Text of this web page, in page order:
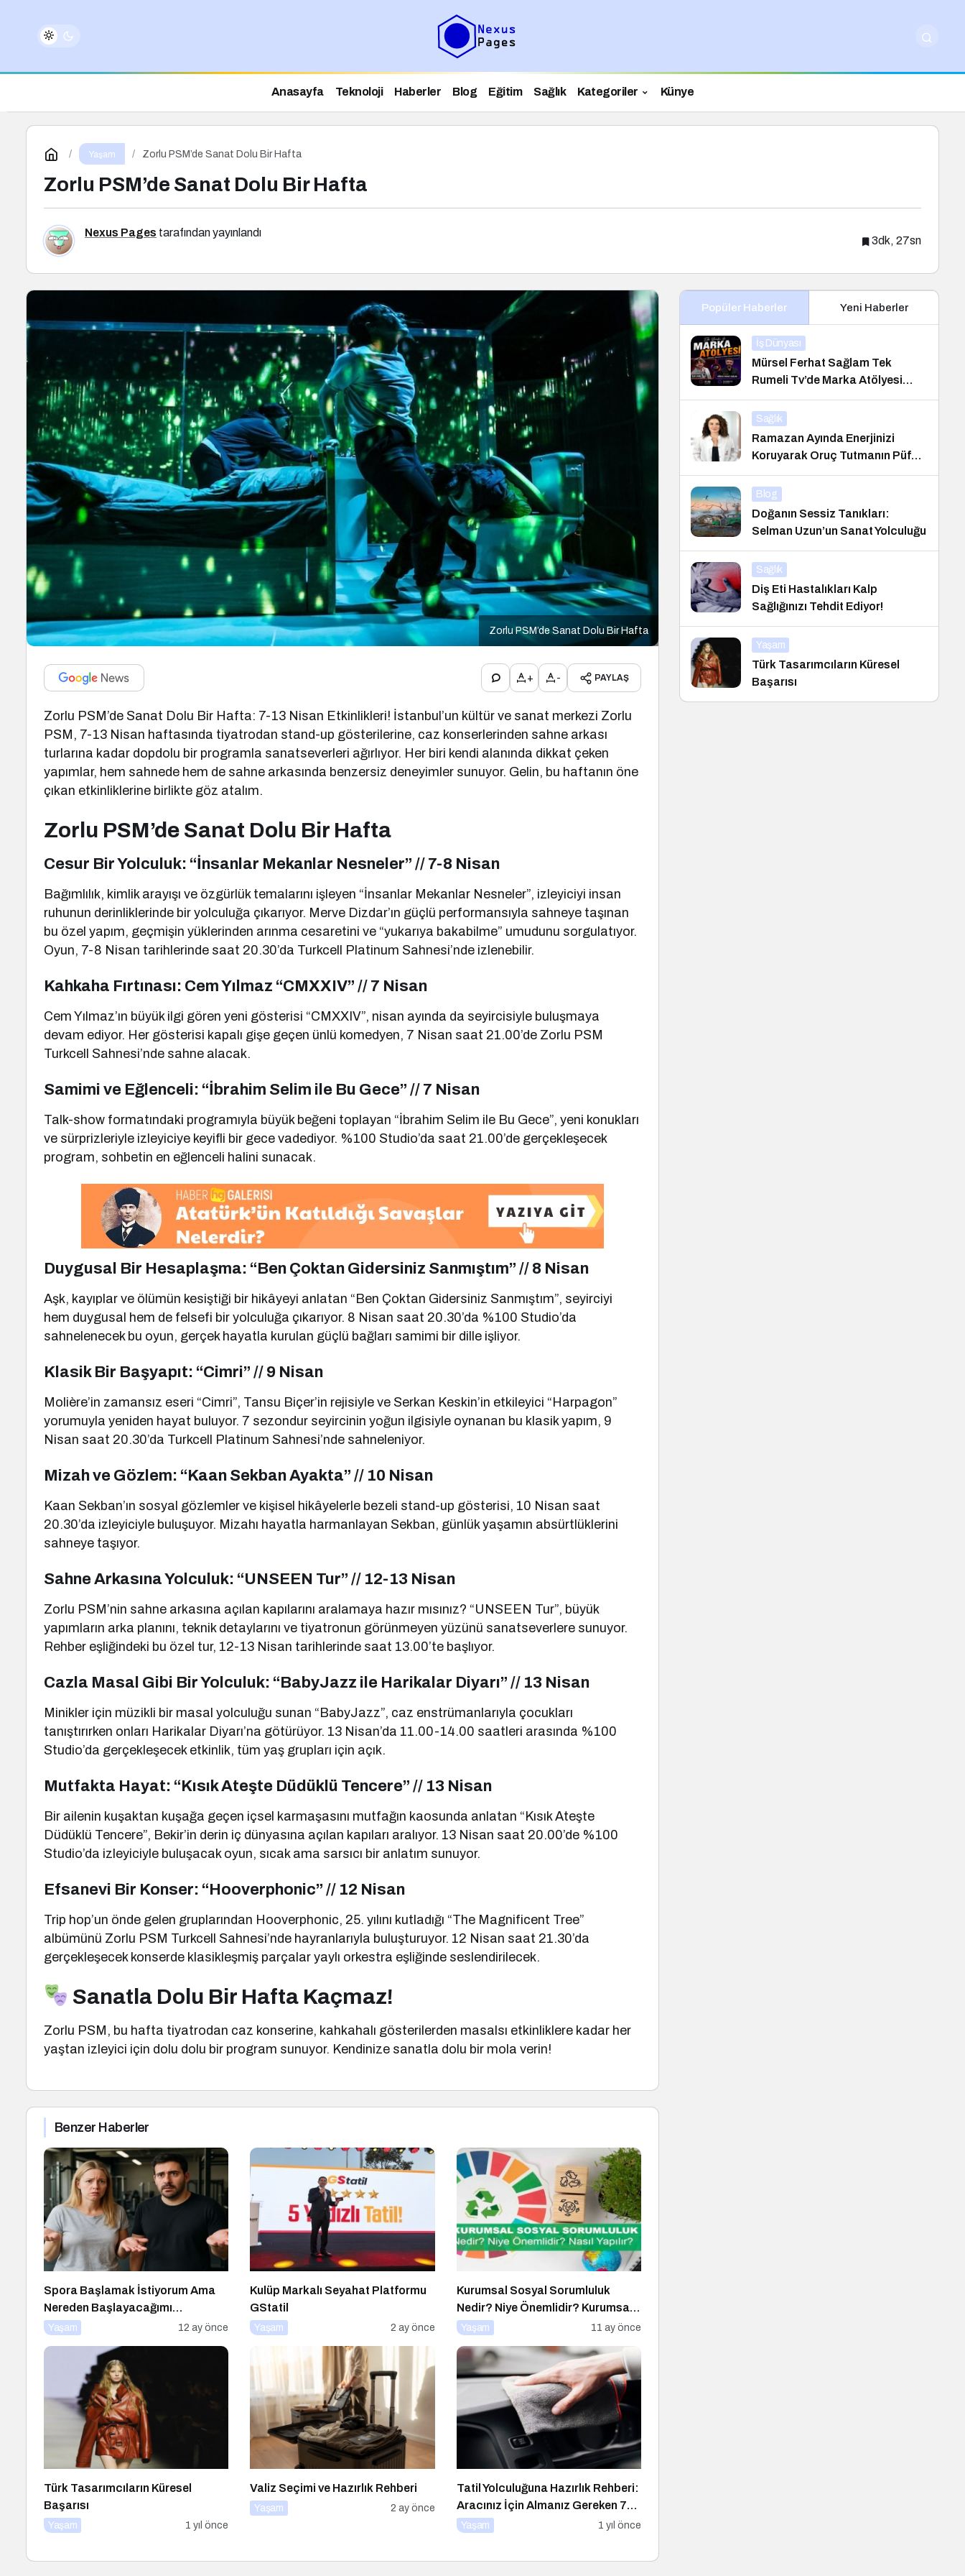
Anasayfa Teknoloji Haberler Blog Eğitim Sağlık Kategoriler Künye
Yaşam Zorlu PSM’de Sanat Dolu Bir Hafta
Zorlu PSM’de Sanat Dolu Bir Hafta
Nexus Pages tarafından yayınlandı
3dk, 27sn
Zorlu PSM’de Sanat Dolu Bir Hafta
+ - PAYLAŞ
Zorlu PSM’de Sanat Dolu Bir Hafta: 7-13 Nisan Etkinlikleri! İstanbul’un kültür ve sanat merkezi Zorlu
PSM, 7-13 Nisan haftasında tiyatrodan stand-up gösterilerine, caz konserlerinden sahne arkası
turlarına kadar dopdolu bir programla sanatseverleri ağırlıyor. Her biri kendi alanında dikkat çeken
yapımlar, hem sahnede hem de sahne arkasında benzersiz deneyimler sunuyor. Gelin, bu haftanın öne
çıkan etkinliklerine birlikte göz atalım.
Zorlu PSM’de Sanat Dolu Bir Hafta
Cesur Bir Yolculuk: “İnsanlar Mekanlar Nesneler” // 7-8 Nisan
Bağımlılık, kimlik arayışı ve özgürlük temalarını işleyen “İnsanlar Mekanlar Nesneler”, izleyiciyi insan
ruhunun derinliklerinde bir yolculuğa çıkarıyor. Merve Dizdar’ın güçlü performansıyla sahneye taşınan
bu özel yapım, geçmişin yüklerinden arınma cesaretini ve “yukarıya bakabilme” umudunu sorgulatıyor.
Oyun, 7-8 Nisan tarihlerinde saat 20.30’da Turkcell Platinum Sahnesi’nde izlenebilir.
Kahkaha Fırtınası: Cem Yılmaz “CMXXIV” // 7 Nisan
Cem Yılmaz’ın büyük ilgi gören yeni gösterisi “CMXXIV”, nisan ayında da seyircisiyle buluşmaya
devam ediyor. Her gösterisi kapalı gişe geçen ünlü komedyen, 7 Nisan saat 21.00’de Zorlu PSM
Turkcell Sahnesi’nde sahne alacak.
Samimi ve Eğlenceli: “İbrahim Selim ile Bu Gece” // 7 Nisan
Talk-show formatındaki programıyla büyük beğeni toplayan “İbrahim Selim ile Bu Gece”, yeni konukları
ve sürprizleriyle izleyiciye keyifli bir gece vadediyor. %100 Studio’da saat 21.00’de gerçekleşecek
program, sohbetin en eğlenceli halini sunacak.
Duygusal Bir Hesaplaşma: “Ben Çoktan Gidersiniz Sanmıştım” // 8 Nisan
Aşk, kayıplar ve ölümün kesiştiği bir hikâyeyi anlatan “Ben Çoktan Gidersiniz Sanmıştım”, seyirciyi
hem duygusal hem de felsefi bir yolculuğa çıkarıyor. 8 Nisan saat 20.30’da %100 Studio’da
sahnelenecek bu oyun, gerçek hayatla kurulan güçlü bağları samimi bir dille işliyor.
Klasik Bir Başyapıt: “Cimri” // 9 Nisan
Molière’in zamansız eseri “Cimri”, Tansu Biçer’in rejisiyle ve Serkan Keskin’in etkileyici “Harpagon”
yorumuyla yeniden hayat buluyor. 7 sezondur seyircinin yoğun ilgisiyle oynanan bu klasik yapım, 9
Nisan saat 20.30’da Turkcell Platinum Sahnesi’nde sahneleniyor.
Mizah ve Gözlem: “Kaan Sekban Ayakta” // 10 Nisan
Kaan Sekban’ın sosyal gözlemler ve kişisel hikâyelerle bezeli stand-up gösterisi, 10 Nisan saat
20.30’da izleyiciyle buluşuyor. Mizahı hayatla harmanlayan Sekban, günlük yaşamın absürtlüklerini
sahneye taşıyor.
Sahne Arkasına Yolculuk: “UNSEEN Tur” // 12-13 Nisan
Zorlu PSM’nin sahne arkasına açılan kapılarını aralamaya hazır mısınız? “UNSEEN Tur”, büyük
yapımların arka planını, teknik detaylarını ve tiyatronun görünmeyen yüzünü sanatseverlere sunuyor.
Rehber eşliğindeki bu özel tur, 12-13 Nisan tarihlerinde saat 13.00’te başlıyor.
Cazla Masal Gibi Bir Yolculuk: “BabyJazz ile Harikalar Diyarı” // 13 Nisan
Minikler için müzikli bir masal yolculuğu sunan “BabyJazz”, caz enstrümanlarıyla çocukları
tanıştırırken onları Harikalar Diyarı’na götürüyor. 13 Nisan’da 11.00-14.00 saatleri arasında %100
Studio’da gerçekleşecek etkinlik, tüm yaş grupları için açık.
Mutfakta Hayat: “Kısık Ateşte Düdüklü Tencere” // 13 Nisan
Bir ailenin kuşaktan kuşağa geçen içsel karmaşasını mutfağın kaosunda anlatan “Kısık Ateşte
Düdüklü Tencere”, Bekir’in derin iç dünyasına açılan kapıları aralıyor. 13 Nisan saat 20.00’de %100
Studio’da izleyiciyle buluşacak oyun, sıcak ama sarsıcı bir anlatım sunuyor.
Efsanevi Bir Konser: “Hooverphonic” // 12 Nisan
Trip hop’un önde gelen gruplarından Hooverphonic, 25. yılını kutladığı “The Magnificent Tree”
albümünü Zorlu PSM Turkcell Sahnesi’nde hayranlarıyla buluşturuyor. 12 Nisan saat 21.30’da
gerçekleşecek konserde klasikleşmiş parçalar yaylı orkestra eşliğinde seslendirilecek.
Sanatla Dolu Bir Hafta Kaçmaz!
Zorlu PSM, bu hafta tiyatrodan caz konserine, kahkahalı gösterilerden masalsı etkinliklere kadar her
yaştan izleyici için dolu dolu bir program sunuyor. Kendinize sanatla dolu bir mola verin!
Benzer Haberler
Spora Başlamak İstiyorum Ama
Nereden Başlayacağımı
Bilmiyorum!
Yaşam 12 ay önce
Kulüp Markalı Seyahat Platformu
GStatil
Yaşam 2 ay önce
Kurumsal Sosyal Sorumluluk
Nedir? Niye Önemlidir? Kurumsal
Sosyal Sorumluluk Nasıl Yapılır?
Yaşam 11 ay önce
Türk Tasarımcıların Küresel
Başarısı
Yaşam 1 yıl önce
Valiz Seçimi ve Hazırlık Rehberi
Yaşam 2 ay önce
Tatil Yolculuğuna Hazırlık Rehberi:
Aracınız İçin Almanız Gereken 7
Temel Önlem!
Yaşam 1 yıl önce
Popüler Haberler Yeni Haberler
İş Dünyası
Mürsel Ferhat Sağlam Tek
Rumeli Tv’de Marka Atölyesi
Programına Konuk Oldu
Sağlık
Ramazan Ayında Enerjinizi
Koruyarak Oruç Tutmanın Püf
Noktaları
Blog
Doğanın Sessiz Tanıkları:
Selman Uzun’un Sanat Yolculuğu
Sağlık
Diş Eti Hastalıkları Kalp
Sağlığınızı Tehdit Ediyor!
Yaşam
Türk Tasarımcıların Küresel
Başarısı